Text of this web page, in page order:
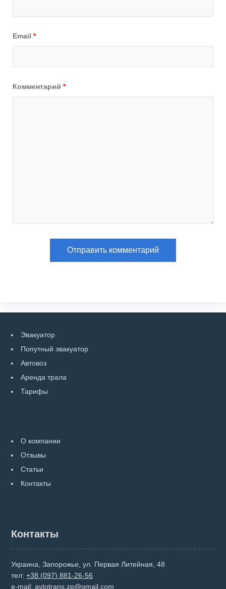
Email *
Комментарий *
Эвакуатор
Попутный эвакуатор
Автовоз
Аренда трала
Тарифы
О компании
Отзывы
Статьи
Контакты
Контакты
Украина, Запорожье, ул. Первая Литейная, 48
тел:+38 (097) 881-26-56
e-mail:avtotrans.zp@gmail.com